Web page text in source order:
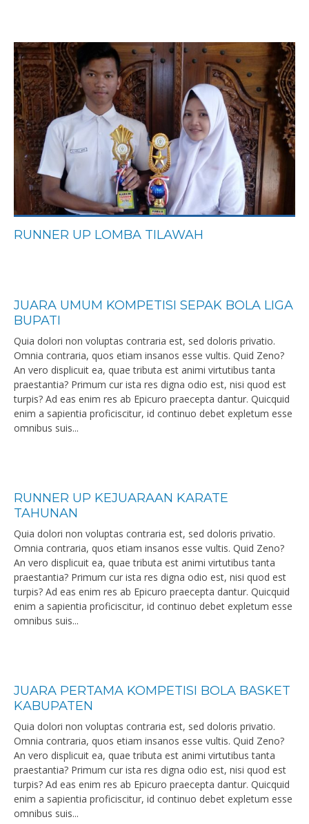
RUNNER UP LOMBA TILAWAH
JUARA UMUM KOMPETISI SEPAK BOLA LIGA
BUPATI
Quia dolori non voluptas contraria est, sed doloris privatio.
Omnia contraria, quos etiam insanos esse vultis. Quid Zeno?
An vero displicuit ea, quae tributa est animi virtutibus tanta
praestantia? Primum cur ista res digna odio est, nisi quod est
turpis? Ad eas enim res ab Epicuro praecepta dantur. Quicquid
enim a sapientia proficiscitur, id continuo debet expletum esse
omnibus suis...
RUNNER UP KEJUARAAN KARATE
TAHUNAN
Quia dolori non voluptas contraria est, sed doloris privatio.
Omnia contraria, quos etiam insanos esse vultis. Quid Zeno?
An vero displicuit ea, quae tributa est animi virtutibus tanta
praestantia? Primum cur ista res digna odio est, nisi quod est
turpis? Ad eas enim res ab Epicuro praecepta dantur. Quicquid
enim a sapientia proficiscitur, id continuo debet expletum esse
omnibus suis...
JUARA PERTAMA KOMPETISI BOLA BASKET
KABUPATEN
Quia dolori non voluptas contraria est, sed doloris privatio.
Omnia contraria, quos etiam insanos esse vultis. Quid Zeno?
An vero displicuit ea, quae tributa est animi virtutibus tanta
praestantia? Primum cur ista res digna odio est, nisi quod est
turpis? Ad eas enim res ab Epicuro praecepta dantur. Quicquid
enim a sapientia proficiscitur, id continuo debet expletum esse
omnibus suis...